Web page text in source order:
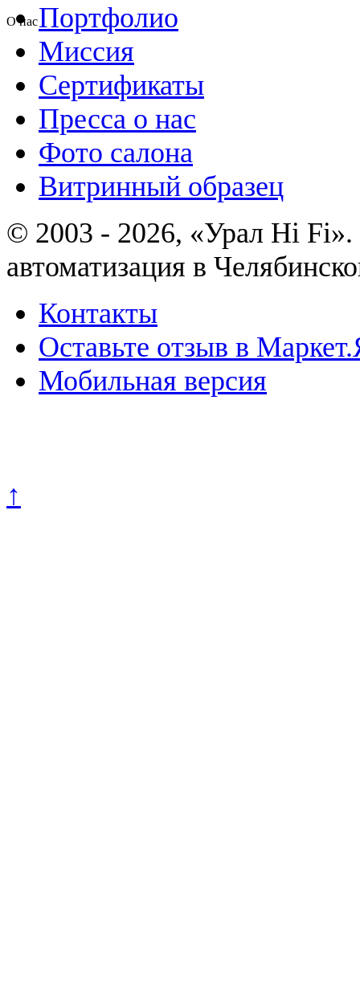
О насПортфолио
Миссия
Сертификаты
Пресса о нас
Фото салона
Витринный образец
© 2003 - 2026, «Урал Hi
автоматизация в
Контакты
Оставьте отзыв в
Мобильная версия
↑